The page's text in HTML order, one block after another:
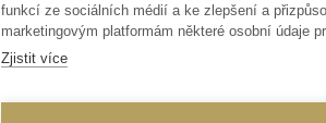
funkcí ze sociálních médií a ke zlepšení a
marketingovým platformám některé osobní údaje
Zjistit více